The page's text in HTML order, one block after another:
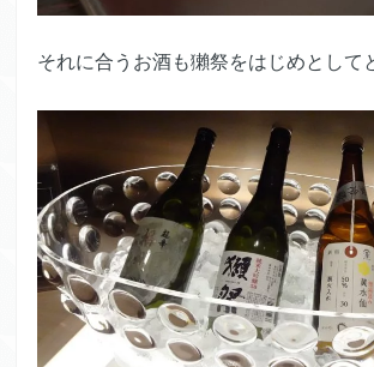
それに合うお酒も獺祭をはじめとして